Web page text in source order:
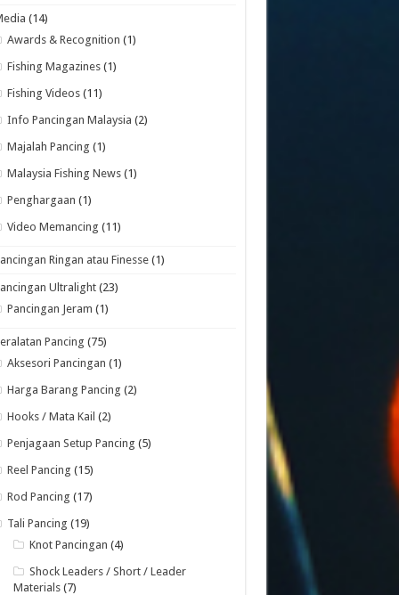
(14)
Awards & Recognition (1)
Fishing Magazines (1)
Fishing Videos (11)
Info Pancingan Malaysia (2)
Majalah Pancing (1)
Malaysia Fishing News (1)
Penghargaan (1)
Video Memancing (11)
Ringan atau Finesse (1)
Ultralight (23)
Pancingan Jeram (1)
Pancing (75)
Aksesori Pancingan (1)
Harga Barang Pancing (2)
Hooks / Mata Kail (2)
Penjagaan Setup Pancing (5)
Reel Pancing (15)
Rod Pancing (17)
Tali Pancing (19)
Knot Pancingan (4)
Shock Leaders / Short / Leader
Materials(7)